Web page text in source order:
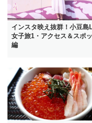
インスタ映え抜群！小豆島
女子旅1・アクセス＆スポ
編